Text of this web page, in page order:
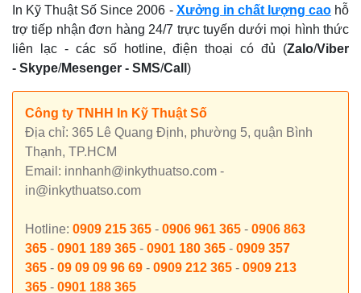
In Kỹ Thuật Số Since 2006 - Xưởng in chất lượng caohỗ
trợ tiếp nhận đơn hàng 24/7 trực tuyến dưới mọi hình thức
liên lạc - các số hotline, điện thoại có đủ (Zalo/Viber
- Skype/Mesenger - SMS/Call )
Công ty TNHH In Kỹ Thuật Số
Địa chỉ: 365 Lê Quang Định, phường 5, quận Bình
Thạnh, TP.HCM
Email: innhanh@inkythuatso.com -
in@inkythuatso.com
Hotline: 0909 215 365 - 0906 961 365 - 0906 863
365 - 0901 189 365 - 0901 180 365 - 0909 357
365 - 09 09 09 96 69 - 0909 212 365 - 0909 213
365 - 0901 188 365